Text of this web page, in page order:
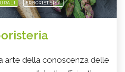
ERBORISTERIA
arte della conoscenza delle